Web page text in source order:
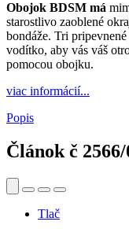
Obojok BDSM má
starostlivo zaoblené
bondáže. Tri
vodítko, aby vás váš
pomocou obojku.
viac informácií...
Popis
Článok č
Tlač